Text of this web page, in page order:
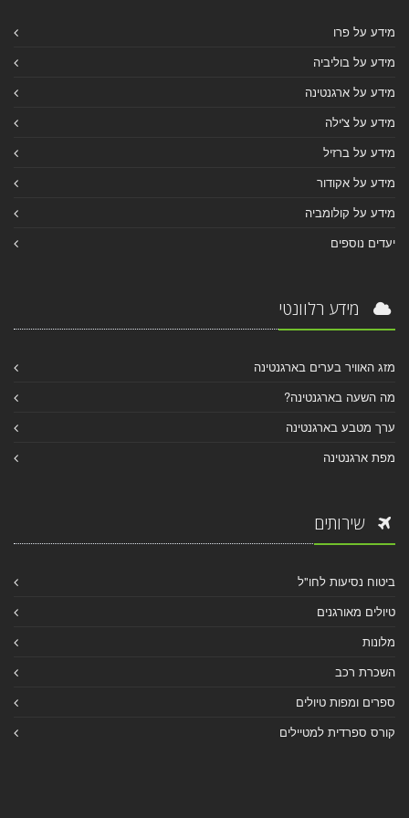
מידע על פרו
מידע על בוליביה
מידע על ארגנטינה
מידע על צ'ילה
מידע על ברזיל
מידע על אקודור
מידע על קולומביה
יעדים נוספים
מידע רלוונטי
מזג האוויר בערים בארגנטינה
מה השעה בארגנטינה?
ערך מטבע בארגנטינה
מפת ארגנטינה
שירותים
ביטוח נסיעות לחו"ל
טיולים מאורגנים
מלונות
השכרת רכב
ספרים ומפות טיולים
קורס ספרדית למטיילים